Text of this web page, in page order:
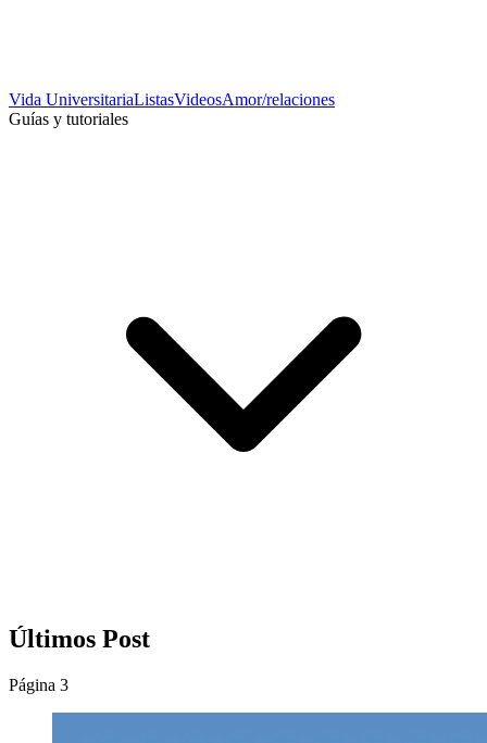
Vida UniversitariaListasVideosAmor/relaciones
Guías y tutoriales
Últimos Post
Página 3